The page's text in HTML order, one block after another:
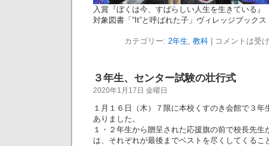
入賞『ぼくは今、すばらしい人生を生きている
対象図書「“It”と呼ばれた子」ヴィレッジブックス
カテゴリー: 2年生, 教科 コメントは受
３年生、センター試験の壮行式
2020年1月17日 金曜日
１月１６日（木）７限に本校くすのき会館で３年
ありました。
１・２年生から贈呈された応援旗の前で校長先生
は、それぞれが最後までベストを尽くしてくるこ